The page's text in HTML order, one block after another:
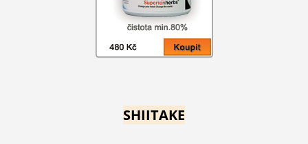
SHIITAKE